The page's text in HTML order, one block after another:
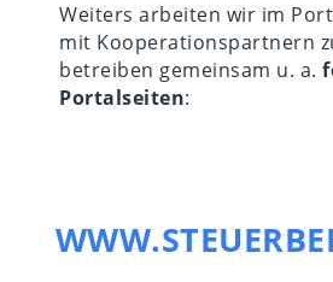
Weiters arbeiten wir im
mit Kooperationspartnern
betreiben gemeinsam u. a.
Portalseiten: